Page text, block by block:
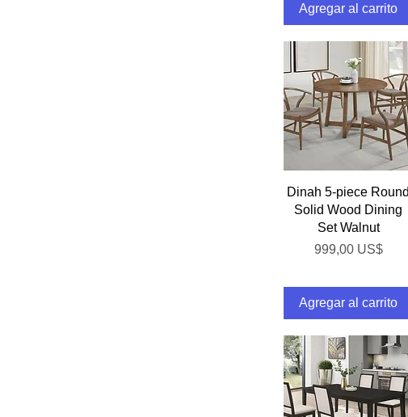
Agregar al carrito
Vista rápida
Dinah 5-piece Round
Solid Wood Dining
Set Walnut
Precio
999,00 US$
Agregar al carrito